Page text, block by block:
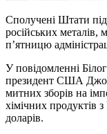
Сполучені Штати
російських металів,
п’ятницю
У повідомленні
президент США Джо
митних зборів на
хімічних продуктів
доларів.